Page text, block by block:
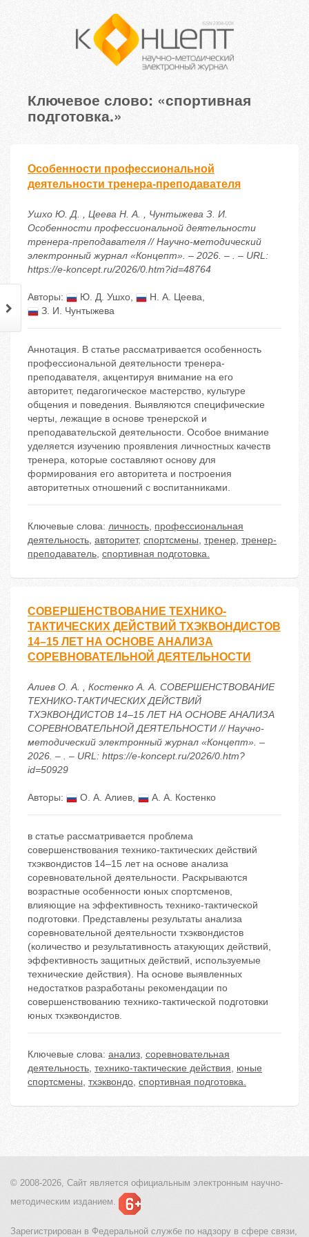
Ключевое слово: «спортивная
подготовка.»
Особенности профессиональной
деятельности тренера-преподавателя
Ушхо Ю. Д. , Цеева Н. А. , Чунтыжева З. И.
Особенности профессиональной деятельности
тренера-преподавателя // Научно-методический
электронный журнал «Концепт». – 2026. – . – URL:
https://e-koncept.ru/2026/0.htm?id=48764
Авторы: Ю. Д. Ушхо, Н. А. Цеева,
З. И. Чунтыжева
Аннотация. В статье рассматривается особенность
профессиональной деятельности тренера-
преподавателя, акцентируя внимание на его
авторитет, педагогическое мастерство, культуре
общения и поведения. Выявляются специфические
черты, лежащие в основе тренерской и
преподавательской деятельности. Особое внимание
уделяется изучению проявления личностных качеств
тренера, которые составляют основу для
формирования его авторитета и построения
авторитетных отношений с воспитанниками.
Ключевые слова: личность, профессиональная
деятельность, авторитет, спортсмены, тренер, тренер-
преподаватель, спортивная подготовка.
СОВЕРШЕНСТВОВАНИЕ ТЕХНИКО-
ТАКТИЧЕСКИХ ДЕЙСТВИЙ ТХЭКВОНДИСТОВ
14–15 ЛЕТ НА ОСНОВЕ АНАЛИЗА
СОРЕВНОВАТЕЛЬНОЙ ДЕЯТЕЛЬНОСТИ
Алиев О. А. , Костенко А. А. СОВЕРШЕНСТВОВАНИЕ
ТЕХНИКО-ТАКТИЧЕСКИХ ДЕЙСТВИЙ
ТХЭКВОНДИСТОВ 14–15 ЛЕТ НА ОСНОВЕ АНАЛИЗА
СОРЕВНОВАТЕЛЬНОЙ ДЕЯТЕЛЬНОСТИ // Научно-
методический электронный журнал «Концепт». –
2026. – . – URL: https://e-koncept.ru/2026/0.htm?
id=50929
Авторы: О. А. Алиев, А. А. Костенко
в статье рассматривается проблема
совершенствования технико-тактических действий
тхэквондистов 14–15 лет на основе анализа
соревновательной деятельности. Раскрываются
возрастные особенности юных спортсменов,
влияющие на эффективность технико-тактической
подготовки. Представлены результаты анализа
соревновательной деятельности тхэквондистов
(количество и результативность атакующих действий,
эффективность защитных действий, используемые
технические действия). На основе выявленных
недостатков разработаны рекомендации по
совершенствованию технико-тактической подготовки
юных тхэквондистов.
Ключевые слова: анализ, соревновательная
деятельность, технико-тактические действия, юные
спортсмены, тхэквондо, спортивная подготовка.
© 2008-2026, Сайт является официальным электронным научно-
методическим изданием.
Зарегистрирован в Федеральной службе по надзору в сфере связи,